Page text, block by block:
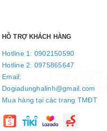
chắc, an toàn khi sử dụng
HỖ TRỢ KHÁCH HÀNG
Hotline 1: 0902150590
Hotline 2: 0975865647
Email:
Dogiadunghalinh@gmail.com
Mua hàng tại các trang TMĐT